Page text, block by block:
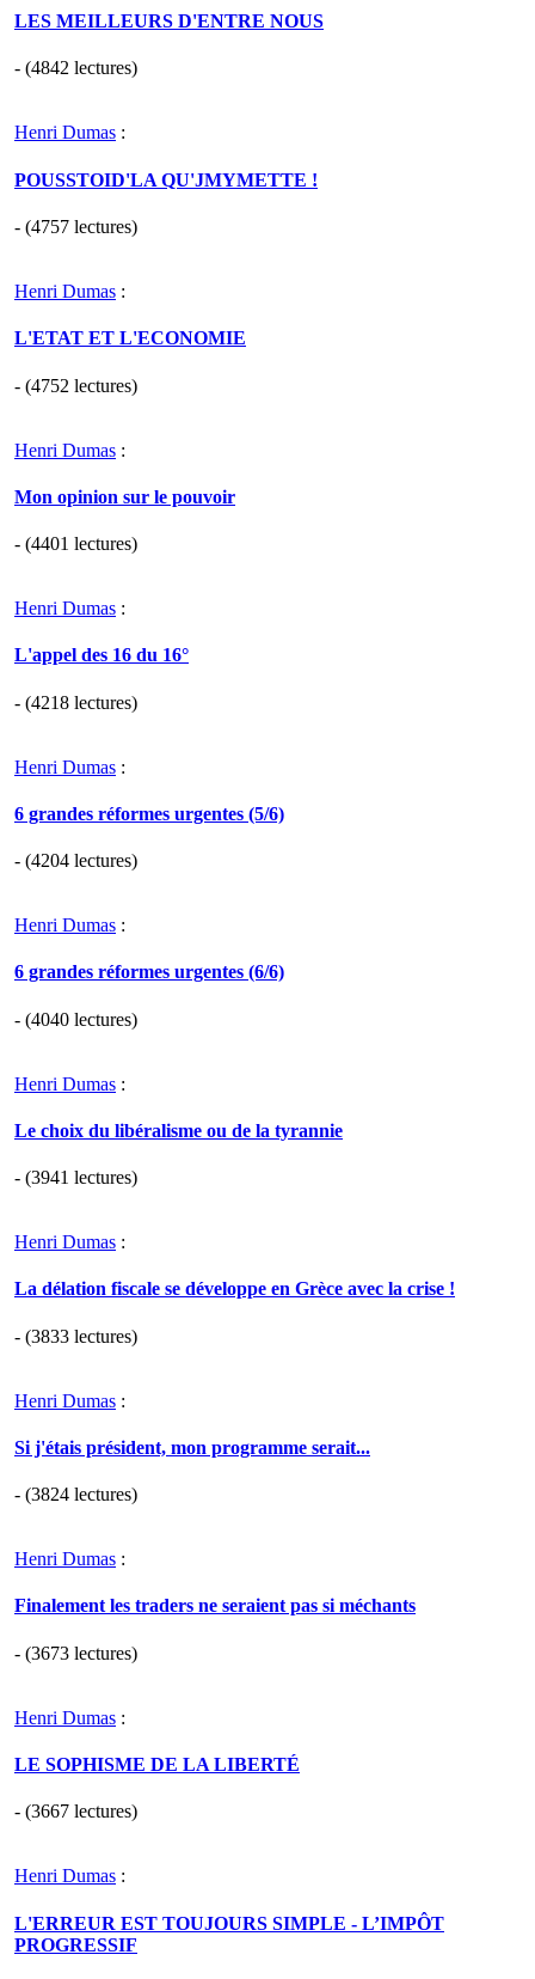
LES MEILLEURS D'ENTRE NOUS
- (4842 lectures)
Henri Dumas :
POUSSTOID'LA QU'JMYMETTE !
- (4757 lectures)
Henri Dumas :
L'ETAT ET L'ECONOMIE
- (4752 lectures)
Henri Dumas :
Mon opinion sur le pouvoir
- (4401 lectures)
Henri Dumas :
L'appel des 16 du 16°
- (4218 lectures)
Henri Dumas :
6 grandes réformes urgentes (5/6)
- (4204 lectures)
Henri Dumas :
6 grandes réformes urgentes (6/6)
- (4040 lectures)
Henri Dumas :
Le choix du libéralisme ou de la tyrannie
- (3941 lectures)
Henri Dumas :
La délation fiscale se développe en Grèce avec la crise !
- (3833 lectures)
Henri Dumas :
Si j'étais président, mon programme serait...
- (3824 lectures)
Henri Dumas :
Finalement les traders ne seraient pas si méchants
- (3673 lectures)
Henri Dumas :
LE SOPHISME DE LA LIBERTÉ
- (3667 lectures)
Henri Dumas :
L'ERREUR EST TOUJOURS SIMPLE - L’IMPÔT
PROGRESSIF